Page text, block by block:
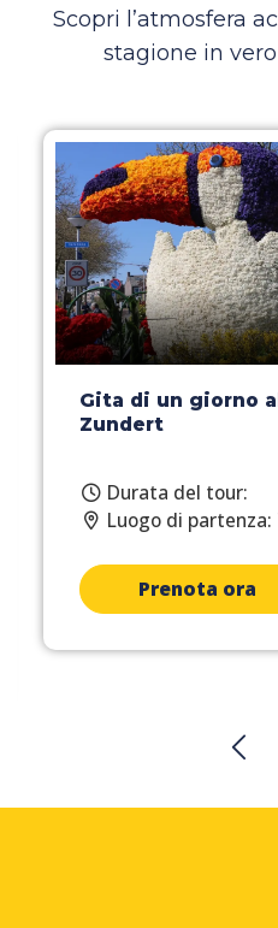
Scopri l’atmosfera
stagione in
Gita di un giorno
Zundert
Durata del tour:
Luogo di partenza:
Prenota ora